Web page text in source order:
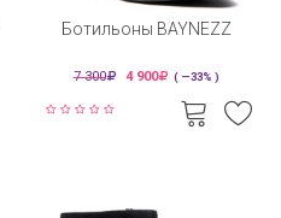
Ботильоны BAYNEZZ
7 300 4 900 ( —33% )